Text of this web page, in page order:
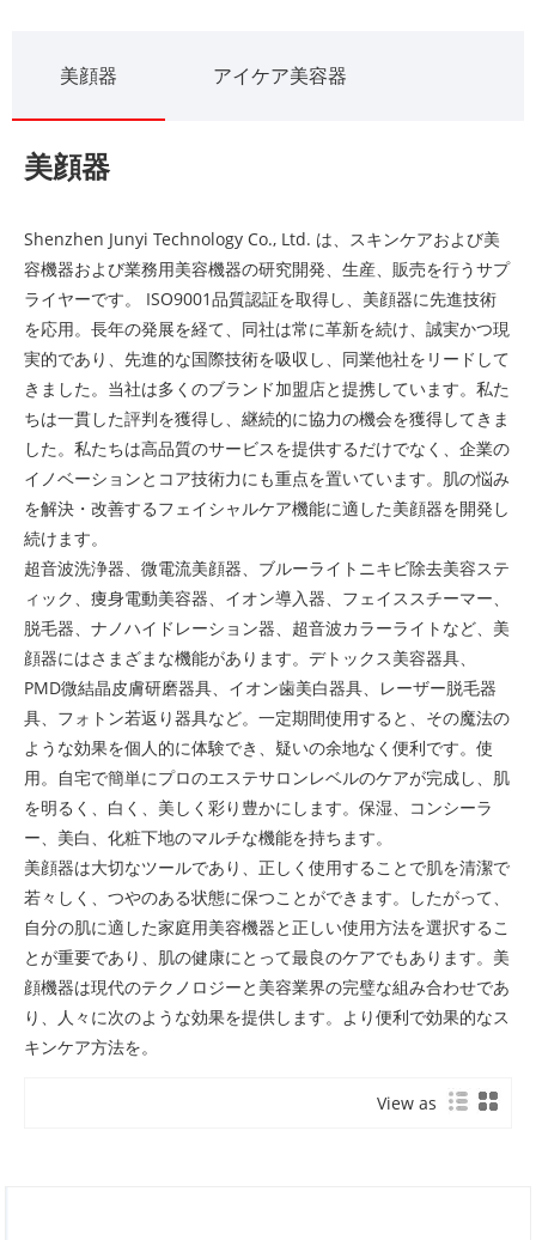
美顔器 アイケア美容器
美顔器
Shenzhen Junyi Technology Co., Ltd. は、スキンケアおよび美
容機器および業務用美容機器の研究開発、生産、販売を行うサプ
ライヤーです。 ISO9001品質認証を取得し、美顔器に先進技術
を応用。長年の発展を経て、同社は常に革新を続け、誠実かつ現
実的であり、先進的な国際技術を吸収し、同業他社をリードして
きました。当社は多くのブランド加盟店と提携しています。私た
ちは一貫した評判を獲得し、継続的に協力の機会を獲得してきま
した。私たちは高品質のサービスを提供するだけでなく、企業の
イノベーションとコア技術力にも重点を置いています。肌の悩み
を解決・改善するフェイシャルケア機能に適した美顔器を開発し
続けます。
超音波洗浄器、微電流美顔器、ブルーライトニキビ除去美容ステ
ィック、痩身電動美容器、イオン導入器、フェイススチーマー、
脱毛器、ナノハイドレーション器、超音波カラーライトなど、美
顔器にはさまざまな機能があります。デトックス美容器具、
PMD微結晶皮膚研磨器具、イオン歯美白器具、レーザー脱毛器
具、フォトン若返り器具など。一定期間使用すると、その魔法の
ような効果を個人的に体験でき、疑いの余地なく便利です。使
用。自宅で簡単にプロのエステサロンレベルのケアが完成し、肌
を明るく、白く、美しく彩り豊かにします。保湿、コンシーラ
ー、美白、化粧下地のマルチな機能を持ちます。
美顔器は大切なツールであり、正しく使用することで肌を清潔で
若々しく、つやのある状態に保つことができます。したがって、
自分の肌に適した家庭用美容機器と正しい使用方法を選択するこ
とが重要であり、肌の健康にとって最良のケアでもあります。美
顔機器は現代のテクノロジーと美容業界の完璧な組み合わせであ
り、人々に次のような効果を提供します。より便利で効果的なス
キンケア方法を。
View as